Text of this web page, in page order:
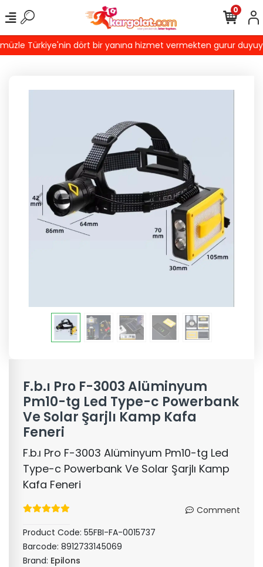
Türkiye'nin dört bir yanına hizmet vermekten gurur
0
F.b.ı Pro F-3003 Alüminyum
Pm10-tg Led Type-c Powerbank
Ve Solar Şarjlı Kamp Kafa
Feneri
F.b.ı Pro F-3003 Alüminyum Pm10-tg Led
Type-c Powerbank Ve Solar Şarjlı Kamp
Kafa Feneri
Comment
Product Code: 55FBI-FA-0015737
Barcode: 8912733145069
Brand: Epilons